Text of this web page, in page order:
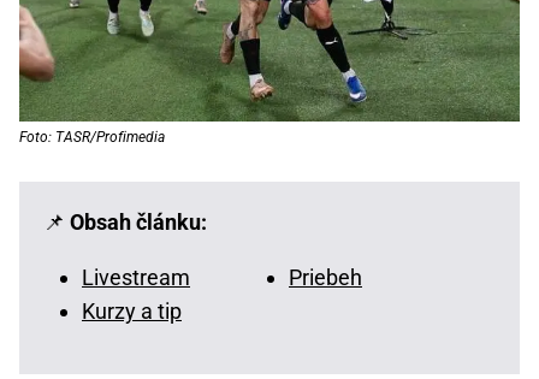
Foto: TASR/Profimedia
📌 Obsah článku:
Livestream
Priebeh
Kurzy a tip